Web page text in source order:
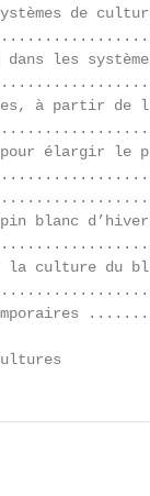
de
dans les
à partir de
élargir le
blanc
culture du